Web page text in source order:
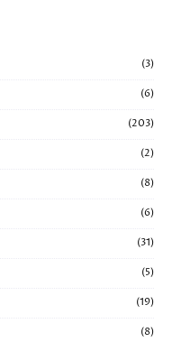
(3)
(6)
(203)
(2)
(8)
(6)
(31)
(5)
(19)
(8)